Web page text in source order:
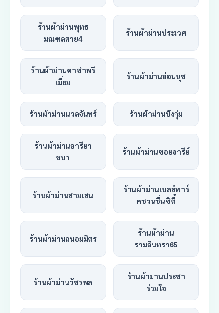
ร้านผ้าม่านพุทธ
มณฑลสาย4
ร้านผ้าม่านประเวศ
ร้านผ้าม่านคาซ่าพรี
เมี่ยม
ร้านผ้าม่านอ่อนนุช
ร้านผ้าม่านนวลจันทร์ ร้านผ้าม่านบึงกุ่ม
ร้านผ้าม่านอารียา
ชบา
ร้านผ้าม่านซอยอารีย์
ร้านผ้าม่านสามเสน
ร้านผ้าม่านเบลล์พาร์
คชวนชื่นซิตี้
ร้านผ้าม่านถนอมมิตร
ร้านผ้าม่าน
รามอินทรา65
ร้านผ้าม่านวัชรพล
ร้านผ้าม่านประชา
ร่วมใจ